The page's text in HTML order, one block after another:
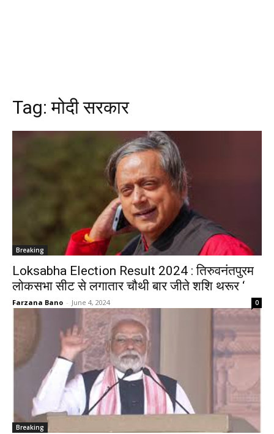
Tag:मोदी सरकार
Breaking
Loksabha Election Result 2024 : तिरुवनंतपुरम
लोकसभा सीट से लगातार चौथी बार जीते शशि थरूर ‘
Farzana Bano - June 4, 2024 0
Breaking